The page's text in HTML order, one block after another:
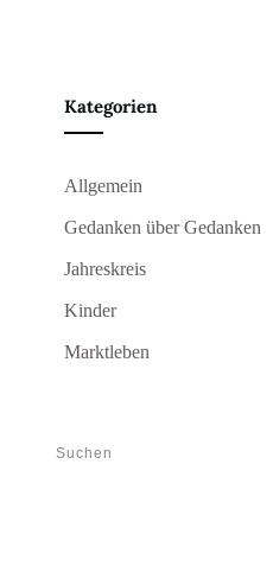
Kategorien
Allgemein
Gedanken über Gedanken
Jahreskreis
Kinder
Marktleben